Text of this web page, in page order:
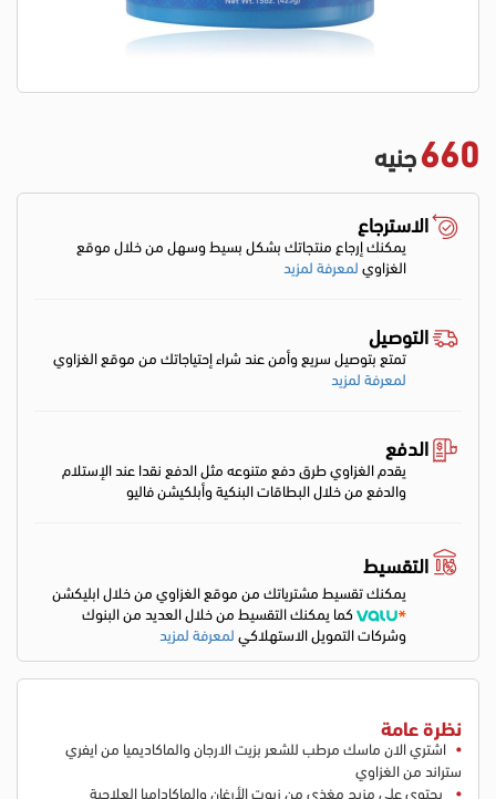
660جنيه
الاسترجاع
يمكنك إرجاع منتجاتك بشكل بسيط وسهل من خلال موقع
الغزاويلمعرفة لمزيد
التوصيل
تمتع بتوصيل سريع وأمن عند شراء إحتياجاتك من موقع الغزاوي
لمعرفة لمزيد
الدفع
يقدم الغزاوي طرق دفع متنوعه مثل الدفع نقدا عند الإستلام
والدفع من خلال البطاقات البنكية وأبلكيشن فاليو
التقسيط
يمكنك تقسيط مشترياتك من موقع الغزاوي من خلال ابليكشن
كما يمكنك التقسيط من خلال العديد من البنوك
وشركات التمويل الاستهلاكيلمعرفة لمزيد
نظرة عامة
اشتري الان ماسك مرطب للشعر بزيت الارجان والماكاديميا من ايفري
ستراند من الغزاوي
يحتوي على مزيج مغذي من زيوت الأرغان والماكاداميا العلاجية